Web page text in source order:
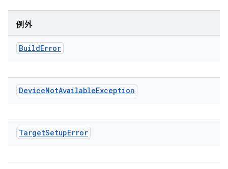
例外
BuildError
DeviceNotAvailableException
TargetSetupError